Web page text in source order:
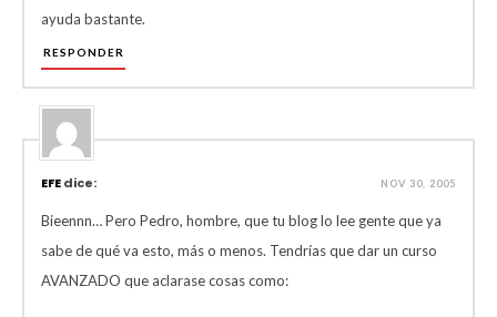
ayuda bastante.
RESPONDER
EFEdice: NOV 30, 2005
Bieennn… Pero Pedro, hombre, que tu blog lo lee gente que ya
sabe de qué va esto, más o menos. Tendrías que dar un curso
AVANZADO que aclarase cosas como: